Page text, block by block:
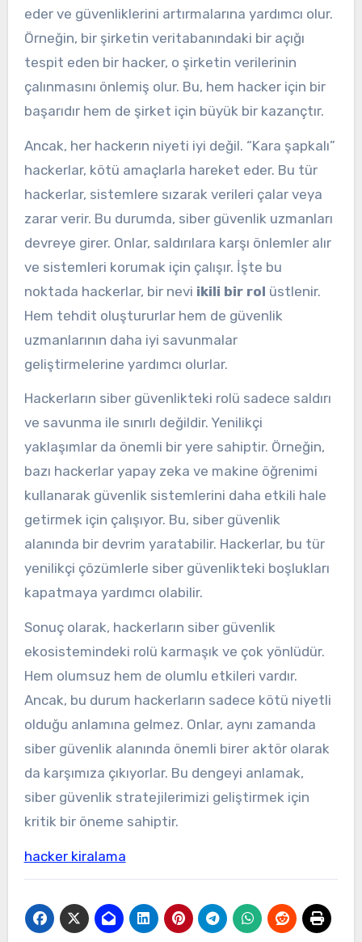
eder ve güvenliklerini artırmalarına yardımcı olur.
Örneğin, bir şirketin veritabanındaki bir açığı
tespit eden bir hacker, o şirketin verilerinin
çalınmasını önlemiş olur. Bu, hem hacker için bir
başarıdır hem de şirket için büyük bir kazançtır.
Ancak, her hackerın niyeti iyi değil. “Kara şapkalı”
hackerlar, kötü amaçlarla hareket eder. Bu tür
hackerlar, sistemlere sızarak verileri çalar veya
zarar verir. Bu durumda, siber güvenlik uzmanları
devreye girer. Onlar, saldırılara karşı önlemler alır
ve sistemleri korumak için çalışır. İşte bu
noktada hackerlar, bir nevi ikili bir rol üstlenir.
Hem tehdit oluştururlar hem de güvenlik
uzmanlarının daha iyi savunmalar
geliştirmelerine yardımcı olurlar.
Hackerların siber güvenlikteki rolü sadece saldırı
ve savunma ile sınırlı değildir. Yenilikçi
yaklaşımlar da önemli bir yere sahiptir. Örneğin,
bazı hackerlar yapay zeka ve makine öğrenimi
kullanarak güvenlik sistemlerini daha etkili hale
getirmek için çalışıyor. Bu, siber güvenlik
alanında bir devrim yaratabilir. Hackerlar, bu tür
yenilikçi çözümlerle siber güvenlikteki boşlukları
kapatmaya yardımcı olabilir.
Sonuç olarak, hackerların siber güvenlik
ekosistemindeki rolü karmaşık ve çok yönlüdür.
Hem olumsuz hem de olumlu etkileri vardır.
Ancak, bu durum hackerların sadece kötü niyetli
olduğu anlamına gelmez. Onlar, aynı zamanda
siber güvenlik alanında önemli birer aktör olarak
da karşımıza çıkıyorlar. Bu dengeyi anlamak,
siber güvenlik stratejilerimizi geliştirmek için
kritik bir öneme sahiptir.
hacker kiralama